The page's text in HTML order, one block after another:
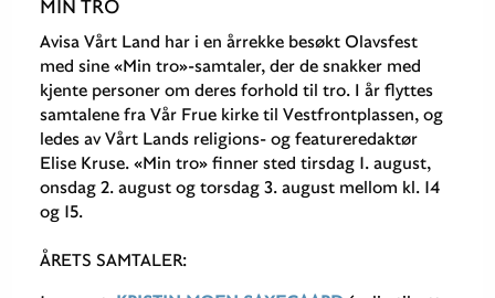
MIN TRO
Avisa Vårt Land har i en årrekke besøkt Olavsfest
med sine «Min tro»-samtaler, der de snakker med
kjente personer om deres forhold til tro. I år flyttes
samtalene fra Vår Frue kirke til Vestfrontplassen, og
ledes av Vårt Lands religions- og featureredaktør
Elise Kruse. «Min tro» finner sted tirsdag 1. august,
onsdag 2. august og torsdag 3. august mellom kl. 14
og 15.
ÅRETS SAMTALER: